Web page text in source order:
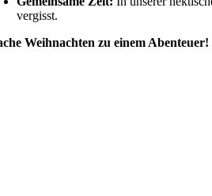
vergisst.
Weihnachten zu einem